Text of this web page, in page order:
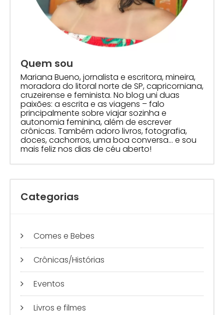
Quem sou
Mariana Bueno, jornalista e escritora, mineira,
moradora do litoral norte de SP, capricorniana,
cruzeirense e feminista. No blog uni duas
paixões: a escrita e as viagens – falo
principalmente sobre viajar sozinha e
autonomia feminina, além de escrever
crônicas. Também adoro livros, fotografia,
doces, cachorros, uma boa conversa… e sou
mais feliz nos dias de céu aberto!
Categorias
Comes e Bebes
Crônicas/Histórias
Eventos
Livros e filmes